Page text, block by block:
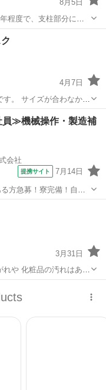
8月5日
程度で、支柱部分に椅
ぼ使っておりません。
デスク
4月7日
。 サイズが合わなかっ
き取りに来られる方限定
デスク
≫機械操作・製造補
会社
提携サイト 7月14日
方急募！寮完備！自動
場
3月31日
や 化粧品の汚れはあり
と思います！ 本日取り